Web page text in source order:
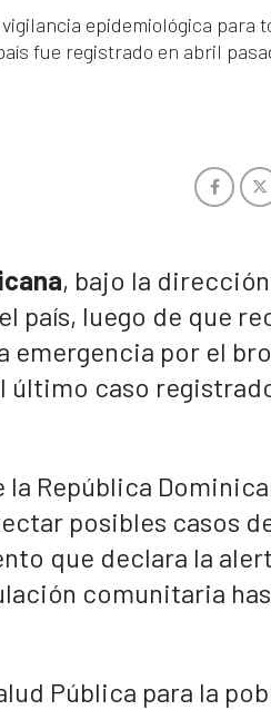
epidemiológica para
fue registrado en abril
, bajo la
país, luego de que
emergencia por el
caso
República
posibles casos
que declara la
comunitaria
Pública para la